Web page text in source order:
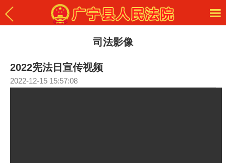
司法影像
2022宪法日宣传视频
2022-12-15 15:57:08